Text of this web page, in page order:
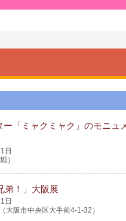
「ミャクミャク」のモニュ
日
）
弟！」大阪展
日
大阪市中央区大手前4-1-32）